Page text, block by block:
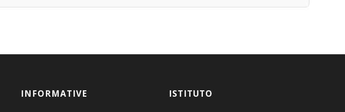
INFORMATIVE ISTITUTO